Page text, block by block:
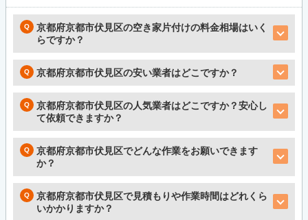
京都府京都市伏見区の空き家片付けの料金相場はいく
らですか？
京都府京都市伏見区の安い業者はどこですか？
京都府京都市伏見区の人気業者はどこですか？安心し
て依頼できますか？
京都府京都市伏見区でどんな作業をお願いできます
か？
京都府京都市伏見区で見積もりや作業時間はどれくら
いかかりますか？